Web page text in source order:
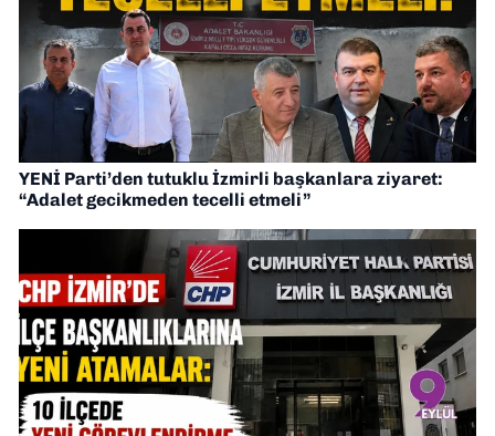
YENİ Parti’den tutuklu İzmirli başkanlara ziyaret:
“Adalet gecikmeden tecelli etmeli”